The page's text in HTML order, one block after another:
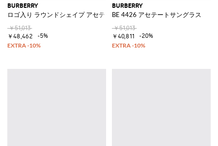
BURBERRY
ロゴ入り ラウンドシェイプ アセテート製アビエイターサングラス
￥51,013
￥48,462
-5%
BURBERRY
BE 4426 アセテートサングラス
￥51,013
￥40,811
-20%